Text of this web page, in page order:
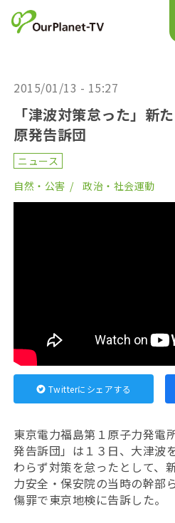
2015/01/13 - 15:27
「津波対策怠った」新
原発告訴団
ニュース
自然・公害
政治・社会運動
Twitterにシェアする
東京電力福島第１原子力発電
発告訴団」は１３日、大津波
わらず対策を怠ったとして、
力安全・保安院の当時の幹部
傷罪で東京地検に告訴した。